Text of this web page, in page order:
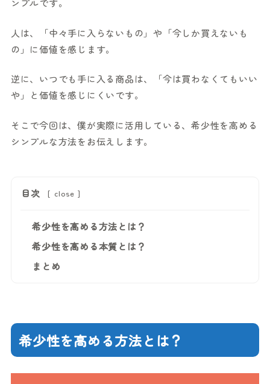
ンプルです。
人は、「中々手に入らないもの」や「今しか買えないも
の」に価値を感じます。
逆に、いつでも手に入る商品は、「今は買わなくてもいい
や」と価値を感じにくいです。
そこで今回は、僕が実際に活用している、希少性を高める
シンプルな方法をお伝えします。
目次 [ close ]
希少性を高める方法とは？
希少性を高める本質とは？
まとめ
希少性を高める方法とは？